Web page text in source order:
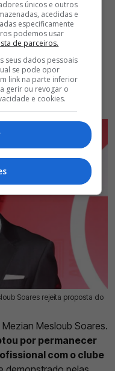
Soares rejeita proposta do
Mezian Mesloub Soares.
por permanecer
com o clube
únicos e outros
acedidas e
especificamente
podemos usar
de parceiros.
seus dados pessoais
se pode opor
link na parte inferior
gerir ou revogar o
e cookies.